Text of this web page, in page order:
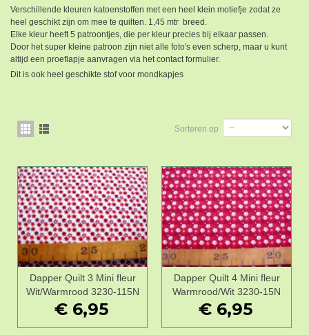
Verschillende kleuren katoenstoffen met een heel klein motiefje zodat ze
heel geschikt zijn om mee te quilten. 1,45 mtr breed.
Elke kleur heeft 5 patroontjes, die per kleur precies bij elkaar passen.
Door het super kleine patroon zijn niet alle foto's even scherp, maar u kunt
altijd een proeflapje aanvragen via het contact formulier.
Dit is ook heel geschikte stof voor mondkapjes
Sorteren op
Dapper Quilt 3 Mini fleur
Wit/Warmrood 3230-115N
€ 6,95
Dapper Quilt 4 Mini fleur
Warmrood/Wit 3230-15N
€ 6,95